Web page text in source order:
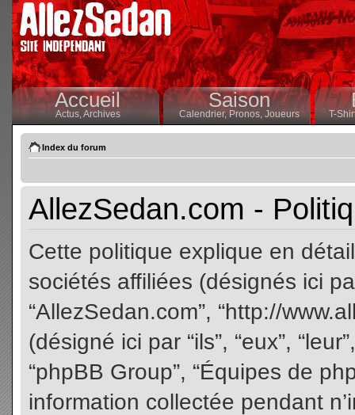
Accueil
Actus,Archives
Saison
Calendrier,Pronos, Joueurs T-
Index du forum
AllezSedan.com -
Cette politique explique en
sociétés affiliées (désignés ici
“AllezSedan.com”, “http://
(désigné ici par “ils”, “eux”,
“phpBB Group”, “Équipes de
information collectée pendant